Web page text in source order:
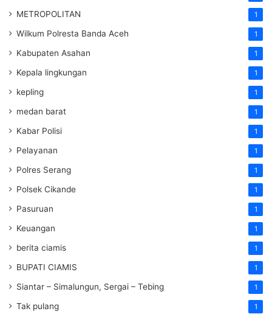
METROPOLITAN 1
Wilkum Polresta Banda Aceh 1
Kabupaten Asahan 1
Kepala lingkungan 1
kepling 1
medan barat 1
Kabar Polisi 1
Pelayanan 1
Polres Serang 1
Polsek Cikande 1
Pasuruan 1
Keuangan 1
berita ciamis 1
BUPATI CIAMIS 1
Siantar – Simalungun, Sergai – Tebing 1
Tak pulang 1